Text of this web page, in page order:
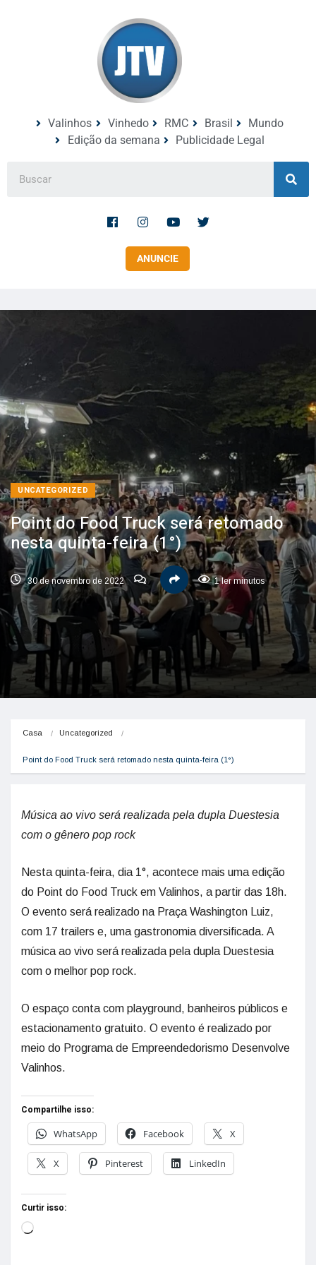
Valinhos Vinhedo RMC Brasil
Mundo
Edição da semana
Publicidade Legal
ANUNCIE
UNCATEGORIZED
Point do Food Truck será retomado
nesta quinta-feira (1°)
30 de novembro de 2022 1 ler minutos
Casa Uncategorized
Point do Food Truck será retomado nesta quinta-feira (1°)
Música ao vivo será realizada pela dupla Duestesia
com o gênero pop rock
Nesta quinta-feira, dia 1°, acontece mais uma edição
do Point do Food Truck em Valinhos, a partir das 18h.
O evento será realizado na Praça Washington Luiz,
com 17 trailers e, uma gastronomia diversificada. A
música ao vivo será realizada pela dupla Duestesia
com o melhor pop rock.
O espaço conta com playground, banheiros públicos e
estacionamento gratuito. O evento é realizado por
meio do Programa de Empreendedorismo Desenvolve
Valinhos.
Compartilhe isso:
WhatsApp
Facebook X
X Pinterest LinkedIn
Curtir isso: